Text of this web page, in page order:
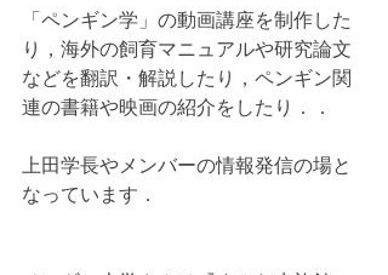
「ペンギン学」の動画講座を制作した
り，海外の飼育マニュアルや研究論文
などを翻訳・解説したり，ペンギン関
連の書籍や映画の紹介をしたり．．
上田学長やメンバーの情報発信の場と
なっています．